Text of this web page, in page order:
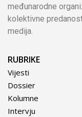
međunarodne
kolektivne
medija.
RUBRIKE
Vijesti
Dossier
Kolumne
Intervju